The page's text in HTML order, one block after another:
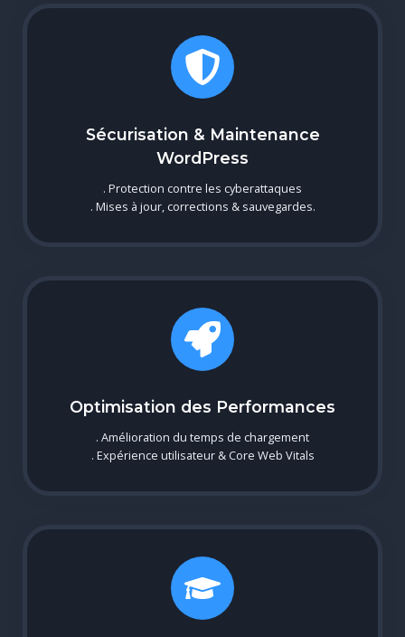
Sécurisation & Maintenance
WordPress
. Protection contre les cyberattaques
. Mises à jour, corrections & sauvegardes.
Optimisation des Performances
. Amélioration du temps de chargement
. Expérience utilisateur & Core Web Vitals